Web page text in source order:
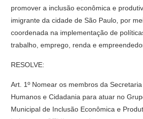
promover a inclusão econômica e
imigrante da cidade de São Paulo, por
coordenada na implementação de
trabalho, emprego, renda e
RESOLVE:
Art. 1º Nomear os membros da
Humanos e Cidadania para atuar no
Municipal de Inclusão Econômica e